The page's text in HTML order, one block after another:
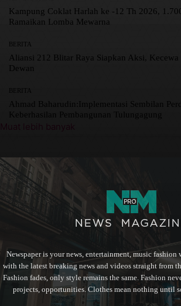
Kampung Coklat Harlah ke -12 Th 2026,
Ramaikan Lomba Mewarna
BERITA
Aliansi 212 Blitar Raya Siapkan Aksi,
Dewan
BERITA
Ahmad Baharudin:Implementasi Sembilan
Keberhasilan Pembangunan Tulungagung
Newspaper is your news, entertainment, music fashion
with the latest breaking news and videos straight from
Fashion fades, only style remains the same. Fashion
projects, opportunities. Clothes mean nothing until